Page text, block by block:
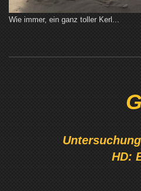
Wie immer, ein ganz toller Kerl...
HD: